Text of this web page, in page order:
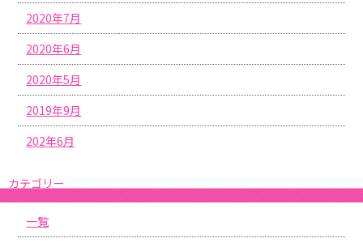
2020年7月
2020年6月
2020年5月
2019年9月
202年6月
カテゴリー
一覧